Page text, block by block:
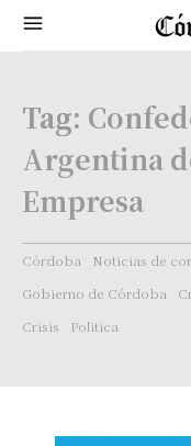
Tag:
Argentina
Empresa
Córdoba Noticias de
Gobierno de Córdoba
Crisis
Politica